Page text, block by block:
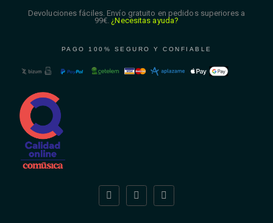
Devoluciones fáciles. Envío gratuito en pedidos superiores a
99€. ¿Necesitas ayuda?
PAGO 100% SEGURO Y CONFIABLE